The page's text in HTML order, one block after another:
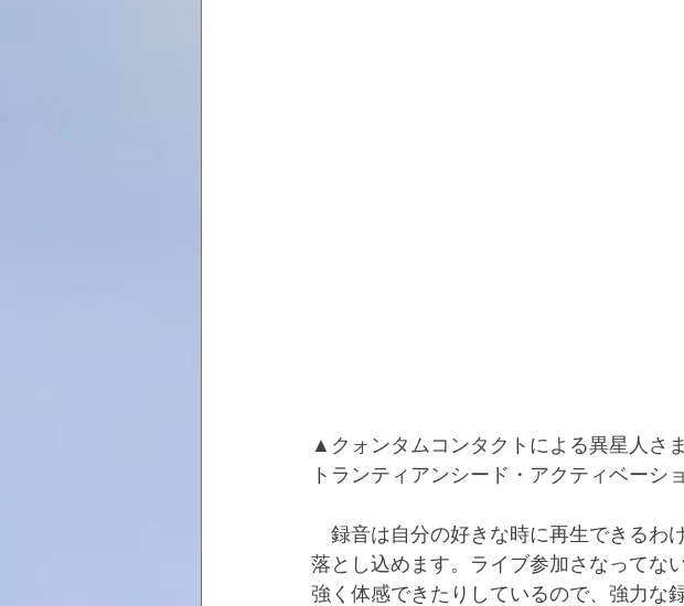
▲クォンタムコンタクトによる異星人さ
トランティアンシード・アクティベーシ
録音は自分の好きな時に再生できるわ
落とし込めます。ライブ参加さなってな
強く体感できたりしているので、強力な